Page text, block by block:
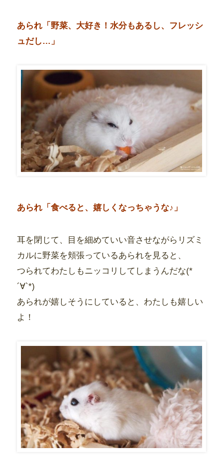
あられ「野菜、大好き！水分もあるし、フレッシ
ュだし…」
あられ「食べると、嬉しくなっちゃうな♪」
耳を閉じて、目を細めていい音させながらリズミ
カルに野菜を頬張っているあられを見ると、
つられてわたしもニッコリしてしまうんだな(*
´∀`*)
あられが嬉しそうにしていると、わたしも嬉しい
よ！